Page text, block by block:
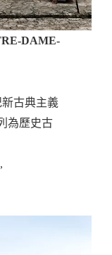
DAME-
古典主義
為歷史古